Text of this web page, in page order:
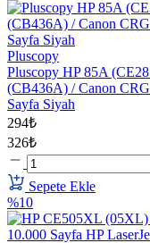
Pluscopy
Pluscopy HP 85A
(CB436A) / Canon
Sayfa Siyah
294₺
326₺
Sepete Ekle
%10